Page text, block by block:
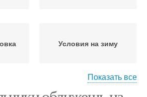
Условия на зиму
Показать все